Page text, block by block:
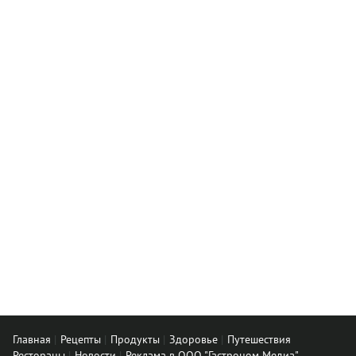
Главная Рецепты Продукты Здоровье
Путешествия